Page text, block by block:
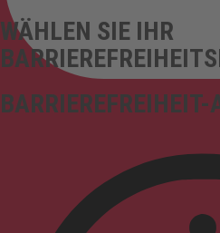
BARRIEREFREIHEIT-
WÄHLEN SIE IHR